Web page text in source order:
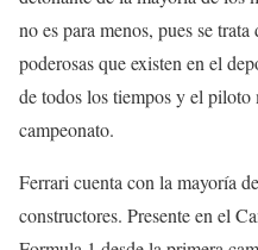
no es para menos, pues se
poderosas que existen en el
de todos los tiempos y el piloto
campeonato.
Ferrari cuenta con la mayoría
constructores. Presente en el